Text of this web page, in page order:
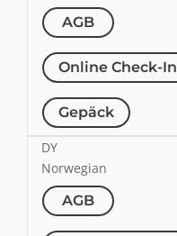
AGB
Online Check-In
Gepäck
DY
Norwegian
AGB